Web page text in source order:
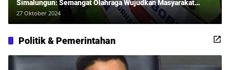
Simalungun: Semangat Olahraga Wujudkan Masyarakat
Sehat Bersama Erwan Rozadi dan Ribuan Penonton!
27 Oktober 2024
Politik & Pemerintahan